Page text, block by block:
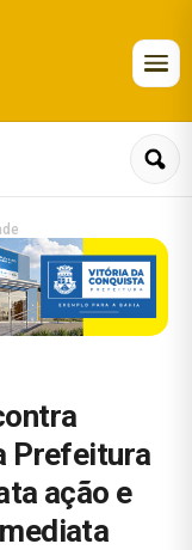
Prefeitura
ação e